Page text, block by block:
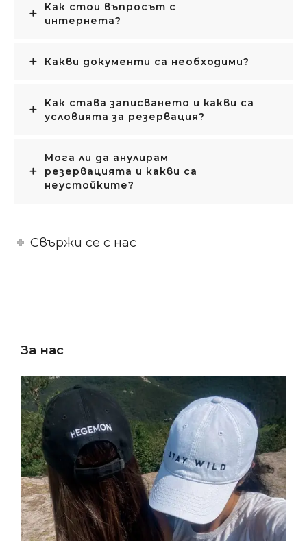
Как стои въпросът с
интернета?
Какви документи са необходими?
Как става записването и какви са
условията за резервация?
Мога ли да анулирам
резервацията и какви са
неустойките?
Свържи се с нас
За нас